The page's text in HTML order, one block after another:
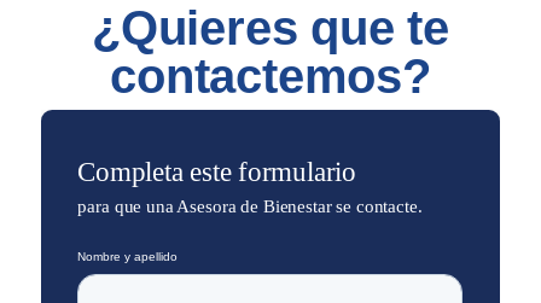
¿Quieres que te
contactemos?
Completa este formulario
para que una Asesora de Bienestar se contacte.